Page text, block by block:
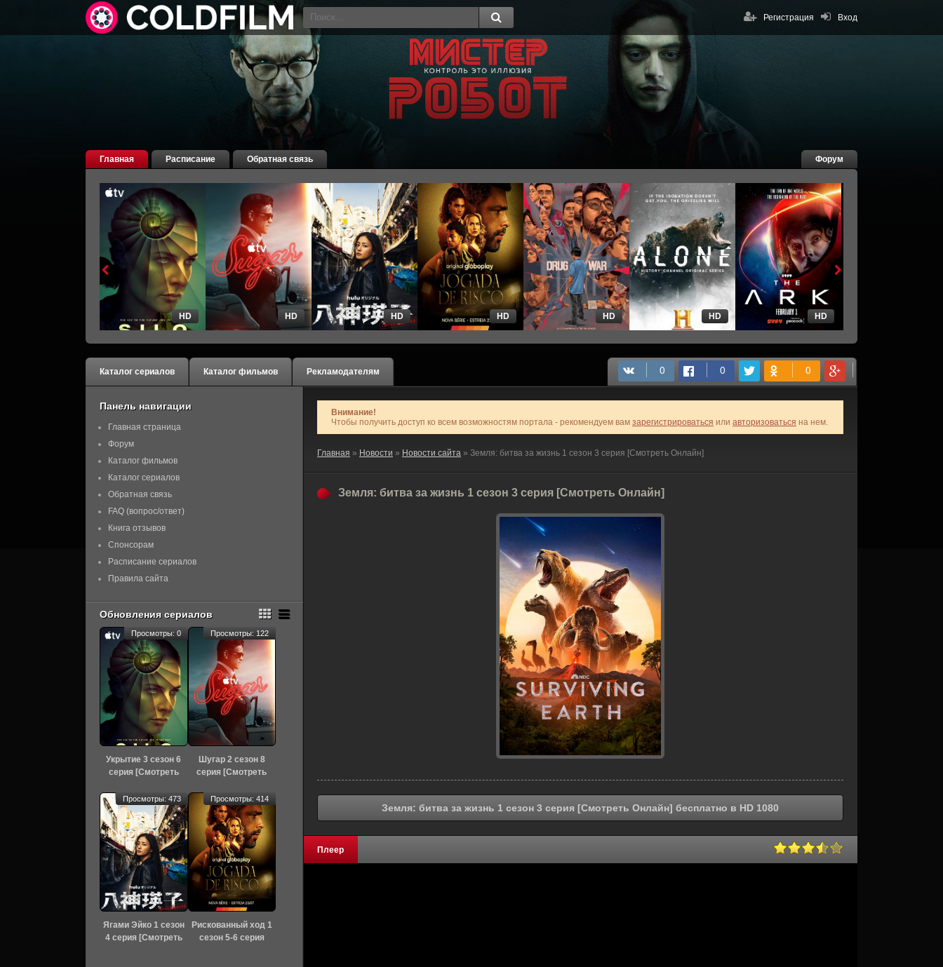
Вход
Регистрация
Главная Расписание Обратная связь Форум
HD HD HD HD HD HD HD
Каталог сериалов Каталог фильмов Рекламодателям
Внимание!
Чтобы получить доступ ко всем возможностям портала - рекомендуем вам зарегистрироваться или авторизоваться на нем.
Главная » Новости » Новости сайта » Земля: битва за жизнь 1 сезон 3 серия [Смотреть Онлайн]
Земля: битва за жизнь 1 сезон 3 серия [Смотреть Онлайн]
Земля: битва за жизнь 1 сезон 3 серия [Смотреть Онлайн] бесплатно в HD 1080
Плеер
Панель навигации
Главная страница
Форум
Каталог фильмов
Каталог сериалов
Обратная связь
FAQ (вопрос/ответ)
Книга отзывов
Спонсорам
Расписание сериалов
Правила сайта
Обновления сериалов
Укрытие 3 сезон 6
серия [Смотреть
Просмотры: 0
Шугар 2 сезон 8
серия [Смотреть
Просмотры: 122
Ягами Эйко 1 сезон
4 серия [Смотреть
Просмотры: 473
Рискованный ход 1
сезон 5-6 серия
Просмотры: 414